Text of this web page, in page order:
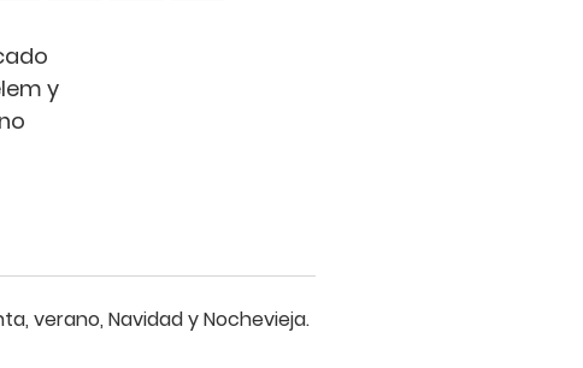
y
verano, Navidad y Nochevieja.